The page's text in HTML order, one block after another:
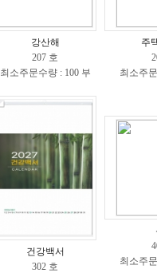
강산해
207 호
최소주문수량 : 100 부
주
최소주
건강백서
302 호
최소주